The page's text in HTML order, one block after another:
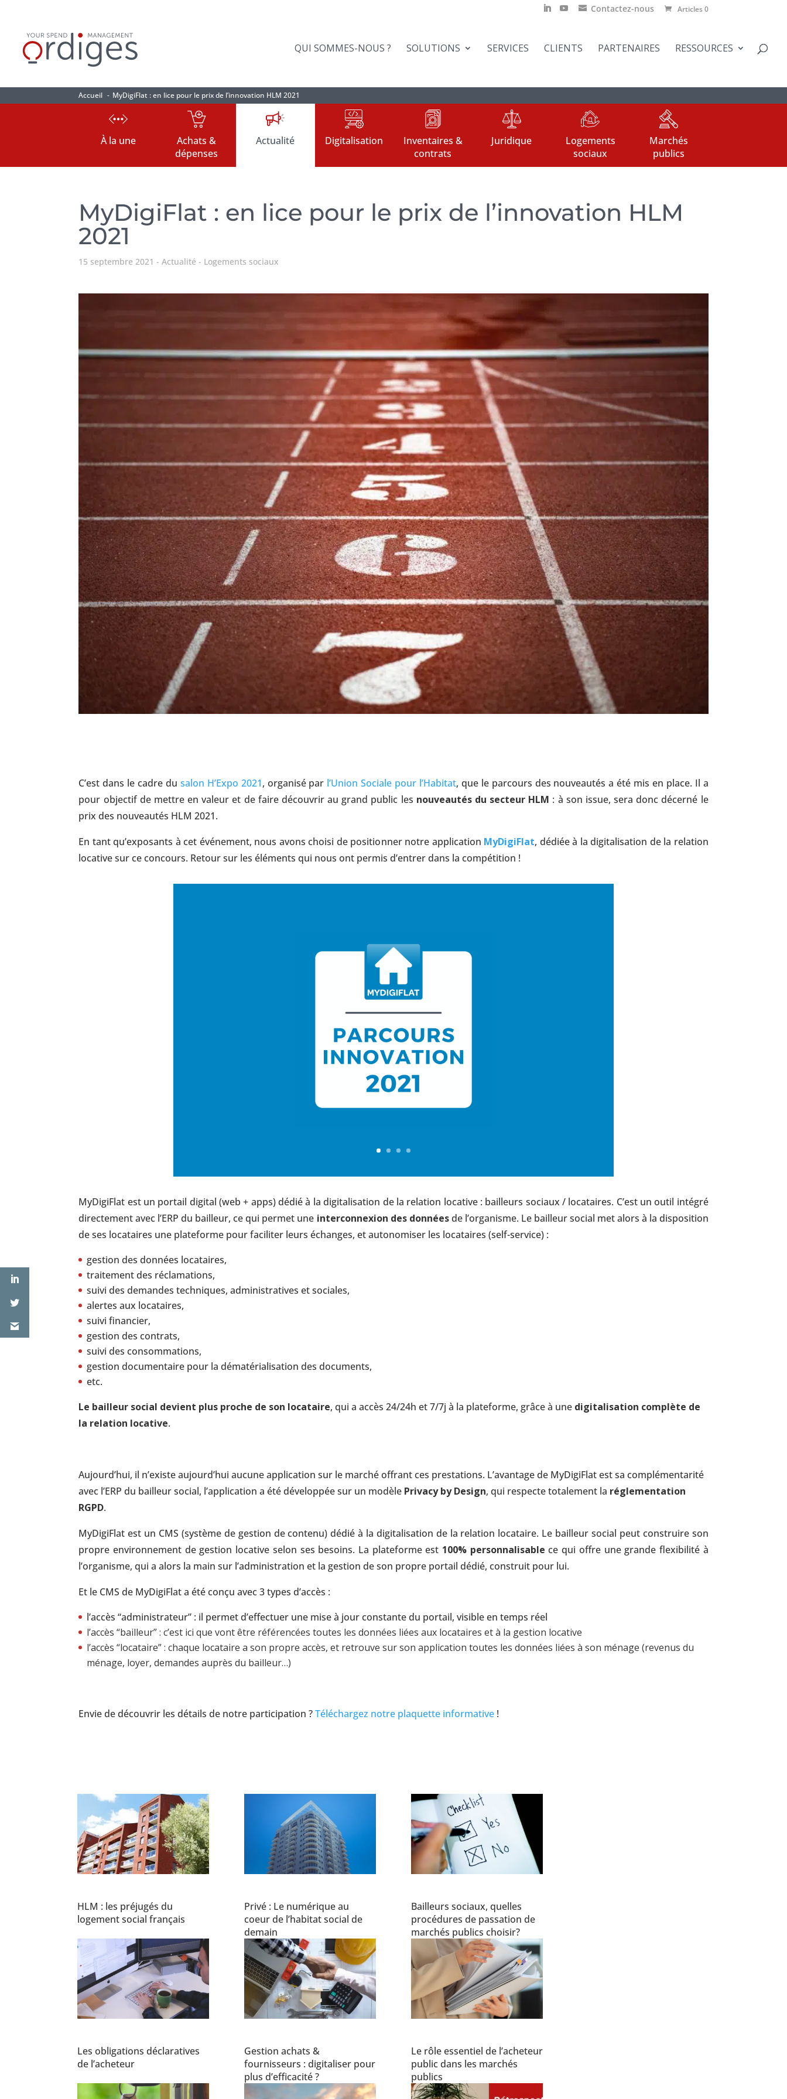
Contactez-nous Articles 0
QUI SOMMES-NOUS ? SOLUTIONS SERVICES CLIENTS PARTENAIRES RESSOURCES
Accueil MyDigiFlat : en lice pour le prix de l’innovation HLM 2021
À la une
Achats &
dépenses
Actualité Digitalisation
Inventaires &
contrats
Juridique
Logements
sociaux
Marchés
publics
MyDigiFlat : en lice pour le prix de l’innovation HLM
2021
15 septembre 2021 Actualité Logements sociaux
C’est dans le cadre du salon H’Expo 2021, organisé par l’Union Sociale pour l’Habitat, que le parcours des nouveautés a été mis en place. Il a
pour objectif de mettre en valeur et de faire découvrir au grand public les nouveautés du secteur HLM : à son issue, sera donc décerné le
prix des nouveautés HLM 2021.
En tant qu’exposants à cet événement, nous avons choisi de positionner notre application MyDigiFlat, dédiée à la digitalisation de la relation
locative sur ce concours. Retour sur les éléments qui nous ont permis d’entrer dans la compétition !
MyDigiFlat est un portail digital (web + apps) dédié à la digitalisation de la relation locative : bailleurs sociaux / locataires. C’est un outil intégré
directement avec l’ERP du bailleur, ce qui permet une interconnexion des donnéesde l’organisme. Le bailleur social met alors à la disposition
de ses locataires une plateforme pour faciliter leurs échanges, et autonomiser les locataires (self-service) :
gestion des données locataires,
traitement des réclamations,
suivi des demandes techniques, administratives et sociales,
alertes aux locataires,
suivi financier,
gestion des contrats,
suivi des consommations,
gestion documentaire pour la dématérialisation des documents,
etc.
Le bailleur social devient plus proche de son locataire, qui a accès 24/24h et 7/7j à la plateforme, grâce à une digitalisation complète de
la relation locative.
Aujourd’hui, il n’existe aujourd’hui aucune application sur le marché offrant ces prestations. L’avantage de MyDigiFlat est sa complémentarité
avec l’ERP du bailleur social, l’application a été développée sur un modèle Privacy by Design, qui respecte totalement la réglementation
RGPD.
MyDigiFlat est un CMS (système de gestion de contenu) dédié à la digitalisation de la relation locataire. Le bailleur social peut construire son
propre environnement de gestion locative selon ses besoins. La plateforme est 100% personnalisable ce qui offre une grande flexibilité à
l’organisme, qui a alors la main sur l’administration et la gestion de son propre portail dédié, construit pour lui.
Et le CMS de MyDigiFlat a été conçu avec 3 types d’accès :
l’accès “administrateur” : il permet d’effectuer une mise à jour constante du portail, visible en temps réel
l’accès “bailleur” : c’est ici que vont être référencées toutes les données liées aux locataires et à la gestion locative
l’accès “locataire” : chaque locataire a son propre accès, et retrouve sur son application toutes les données liées à son ménage (revenus du
ménage, loyer, demandes auprès du bailleur…)
Envie de découvrir les détails de notre participation ?Téléchargez notre plaquette informative !
HLM : les préjugés du
logement social français
Privé : Le numérique au
coeur de l’habitat social de
demain
Bailleurs sociaux, quelles
procédures de passation de
marchés publics choisir?
Les obligations déclaratives
de l’acheteur
Gestion achats &
fournisseurs : digitaliser pour
plus d’efficacité ?
Le rôle essentiel de l’acheteur
public dans les marchés
publics